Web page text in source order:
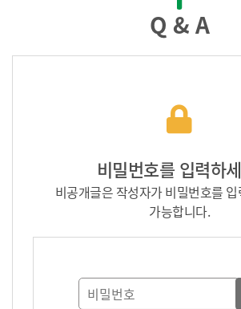
Q & A
비밀번호를 입력하
비공개글은 작성자가 비밀번호를
가능합니다.